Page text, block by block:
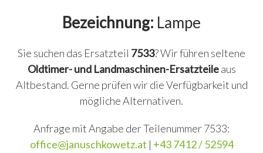
Bezeichnung: Lampe
Sie suchen das Ersatzteil 7533? Wir führen seltene
Oldtimer- und Landmaschinen-Ersatzteileaus
Altbestand. Gerne prüfen wir die Verfügbarkeit und
mögliche Alternativen.
Anfrage mit Angabe der Teilenummer 7533:
office@januschkowetz.at | +43 7412 / 52594